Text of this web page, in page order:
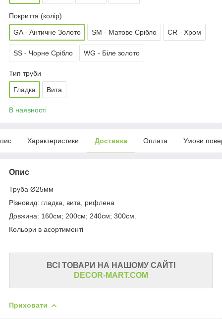
Покриття (колір)
GA - Античне Золото SM - Матове Срібло CR - Хром
SS - Чорне Срібло WG - Біле золото
Тип труби
Гладка Вита
В наявності
Характеристики Доставка Оплата Умови
Опис
Труба Ø25мм
Різновид: гладка, вита, рифлена
Довжина: 160см; 200см; 240см; 300см.
Кольори в асортименті
ВСІ ТОВАРИ НА НАШОМУ САЙТІ
DECOR-MART.COM
Приховати